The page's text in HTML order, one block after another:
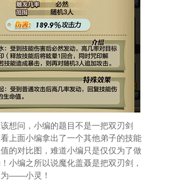
想问，小编的题目不是一把双刃剑
上面小编拿出了一个其他弟子的技能
的对比图，难道小编只是仅仅为了做
小编之所以说魔化盖聂是把双刃剑，
为——小灵！